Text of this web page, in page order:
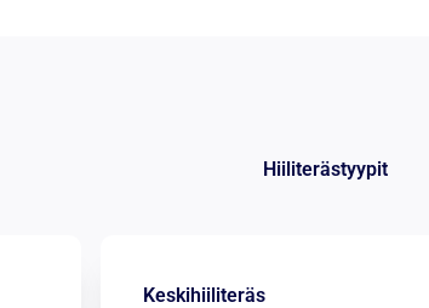
Hiiliterästyypit
Keskihiiliteräs